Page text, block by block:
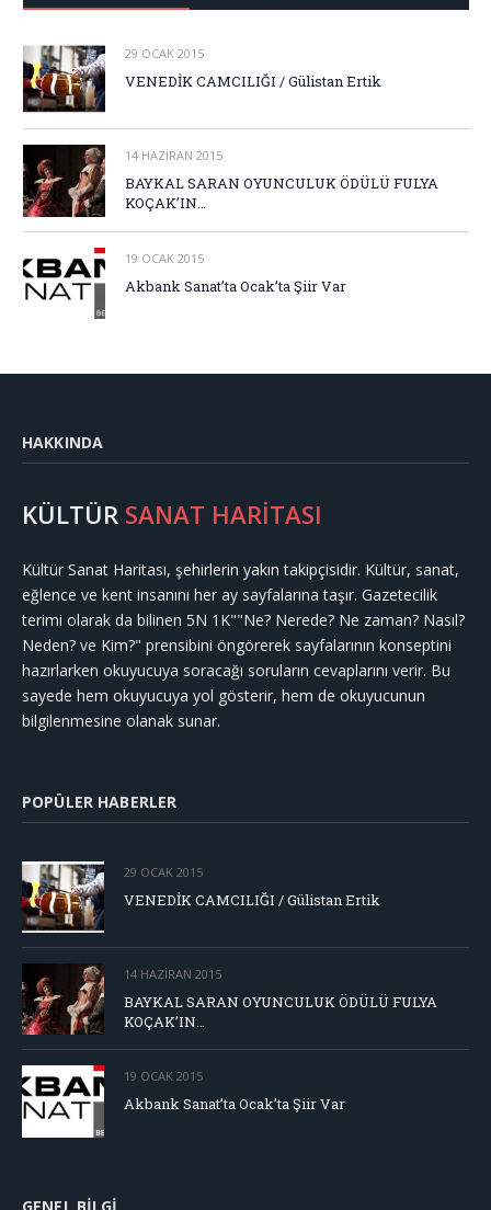
29 OCAK 2015
VENEDİK CAMCILIĞI / Gülistan Ertik
14 HAZIRAN 2015
BAYKAL SARAN OYUNCULUK ÖDÜLÜ FULYA
KOÇAK’IN…
19 OCAK 2015
Akbank Sanat’ta Ocak’ta Şiir Var
HAKKINDA
KÜLTÜR SANAT HARİTASI
Kültür Sanat Haritası, şehirlerin yakın takipçisidir. Kültür, sanat,
eğlence ve kent insanını her ay sayfalarına taşır. Gazetecilik
terimi olarak da bilinen 5N 1K""Ne? Nerede? Ne zaman? Nasıl?
Neden? ve Kim?" prensibini öngörerek sayfalarının konseptini
hazırlarken okuyucuya soracağı soruların cevaplarını verir. Bu
sayede hem okuyucuya yol gösterir, hem de okuyucunun
bilgilenmesine olanak sunar.
POPÜLER HABERLER
29 OCAK 2015
VENEDİK CAMCILIĞI / Gülistan Ertik
14 HAZIRAN 2015
BAYKAL SARAN OYUNCULUK ÖDÜLÜ FULYA
KOÇAK’IN…
19 OCAK 2015
Akbank Sanat’ta Ocak’ta Şiir Var
GENEL BILGI